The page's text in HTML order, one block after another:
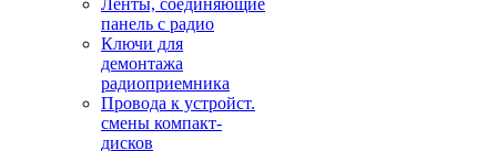
Ленты, соединяющие
панель с радио
Ключи для
демонтажа
радиоприемника
Провода к устройст.
смены компакт-
дисков